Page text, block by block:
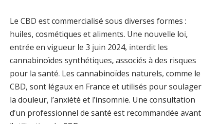
Le CBD est commercialisé sous diverses formes :
huiles, cosmétiques et aliments. Une nouvelle loi,
entrée en vigueur le 3 juin 2024, interdit les
cannabinoïdes synthétiques, associés à des risques
pour la santé. Les cannabinoïdes naturels, comme le
CBD, sont légaux en France et utilisés pour soulager
la douleur, l’anxiété et l’insomnie. Une consultation
d’un professionnel de santé est recommandée avant